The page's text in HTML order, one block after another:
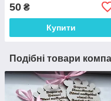
50 ₴
Купити
Подібні товари